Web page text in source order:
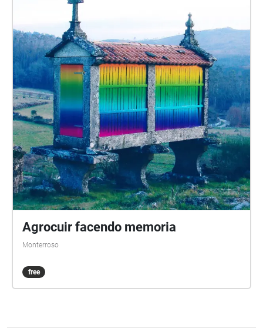
north east coast of Scotland, and radio excerpts,
whilst the final track contains additional
instrumentation.
Agrocuir facendo memoria
Monterroso
free